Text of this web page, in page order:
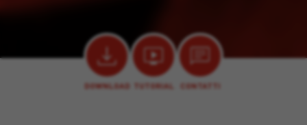
DOWNLOAD TUTORIAL CONTATTI